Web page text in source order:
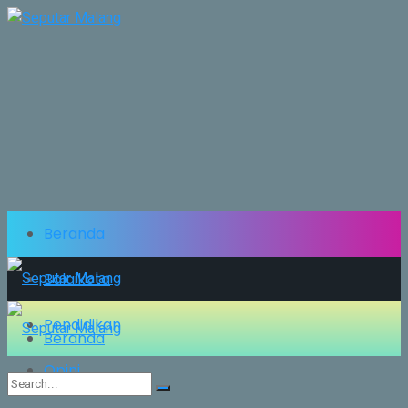
Beranda
Balaikota
Pendidikan
Opini
Beranda
Balaikota